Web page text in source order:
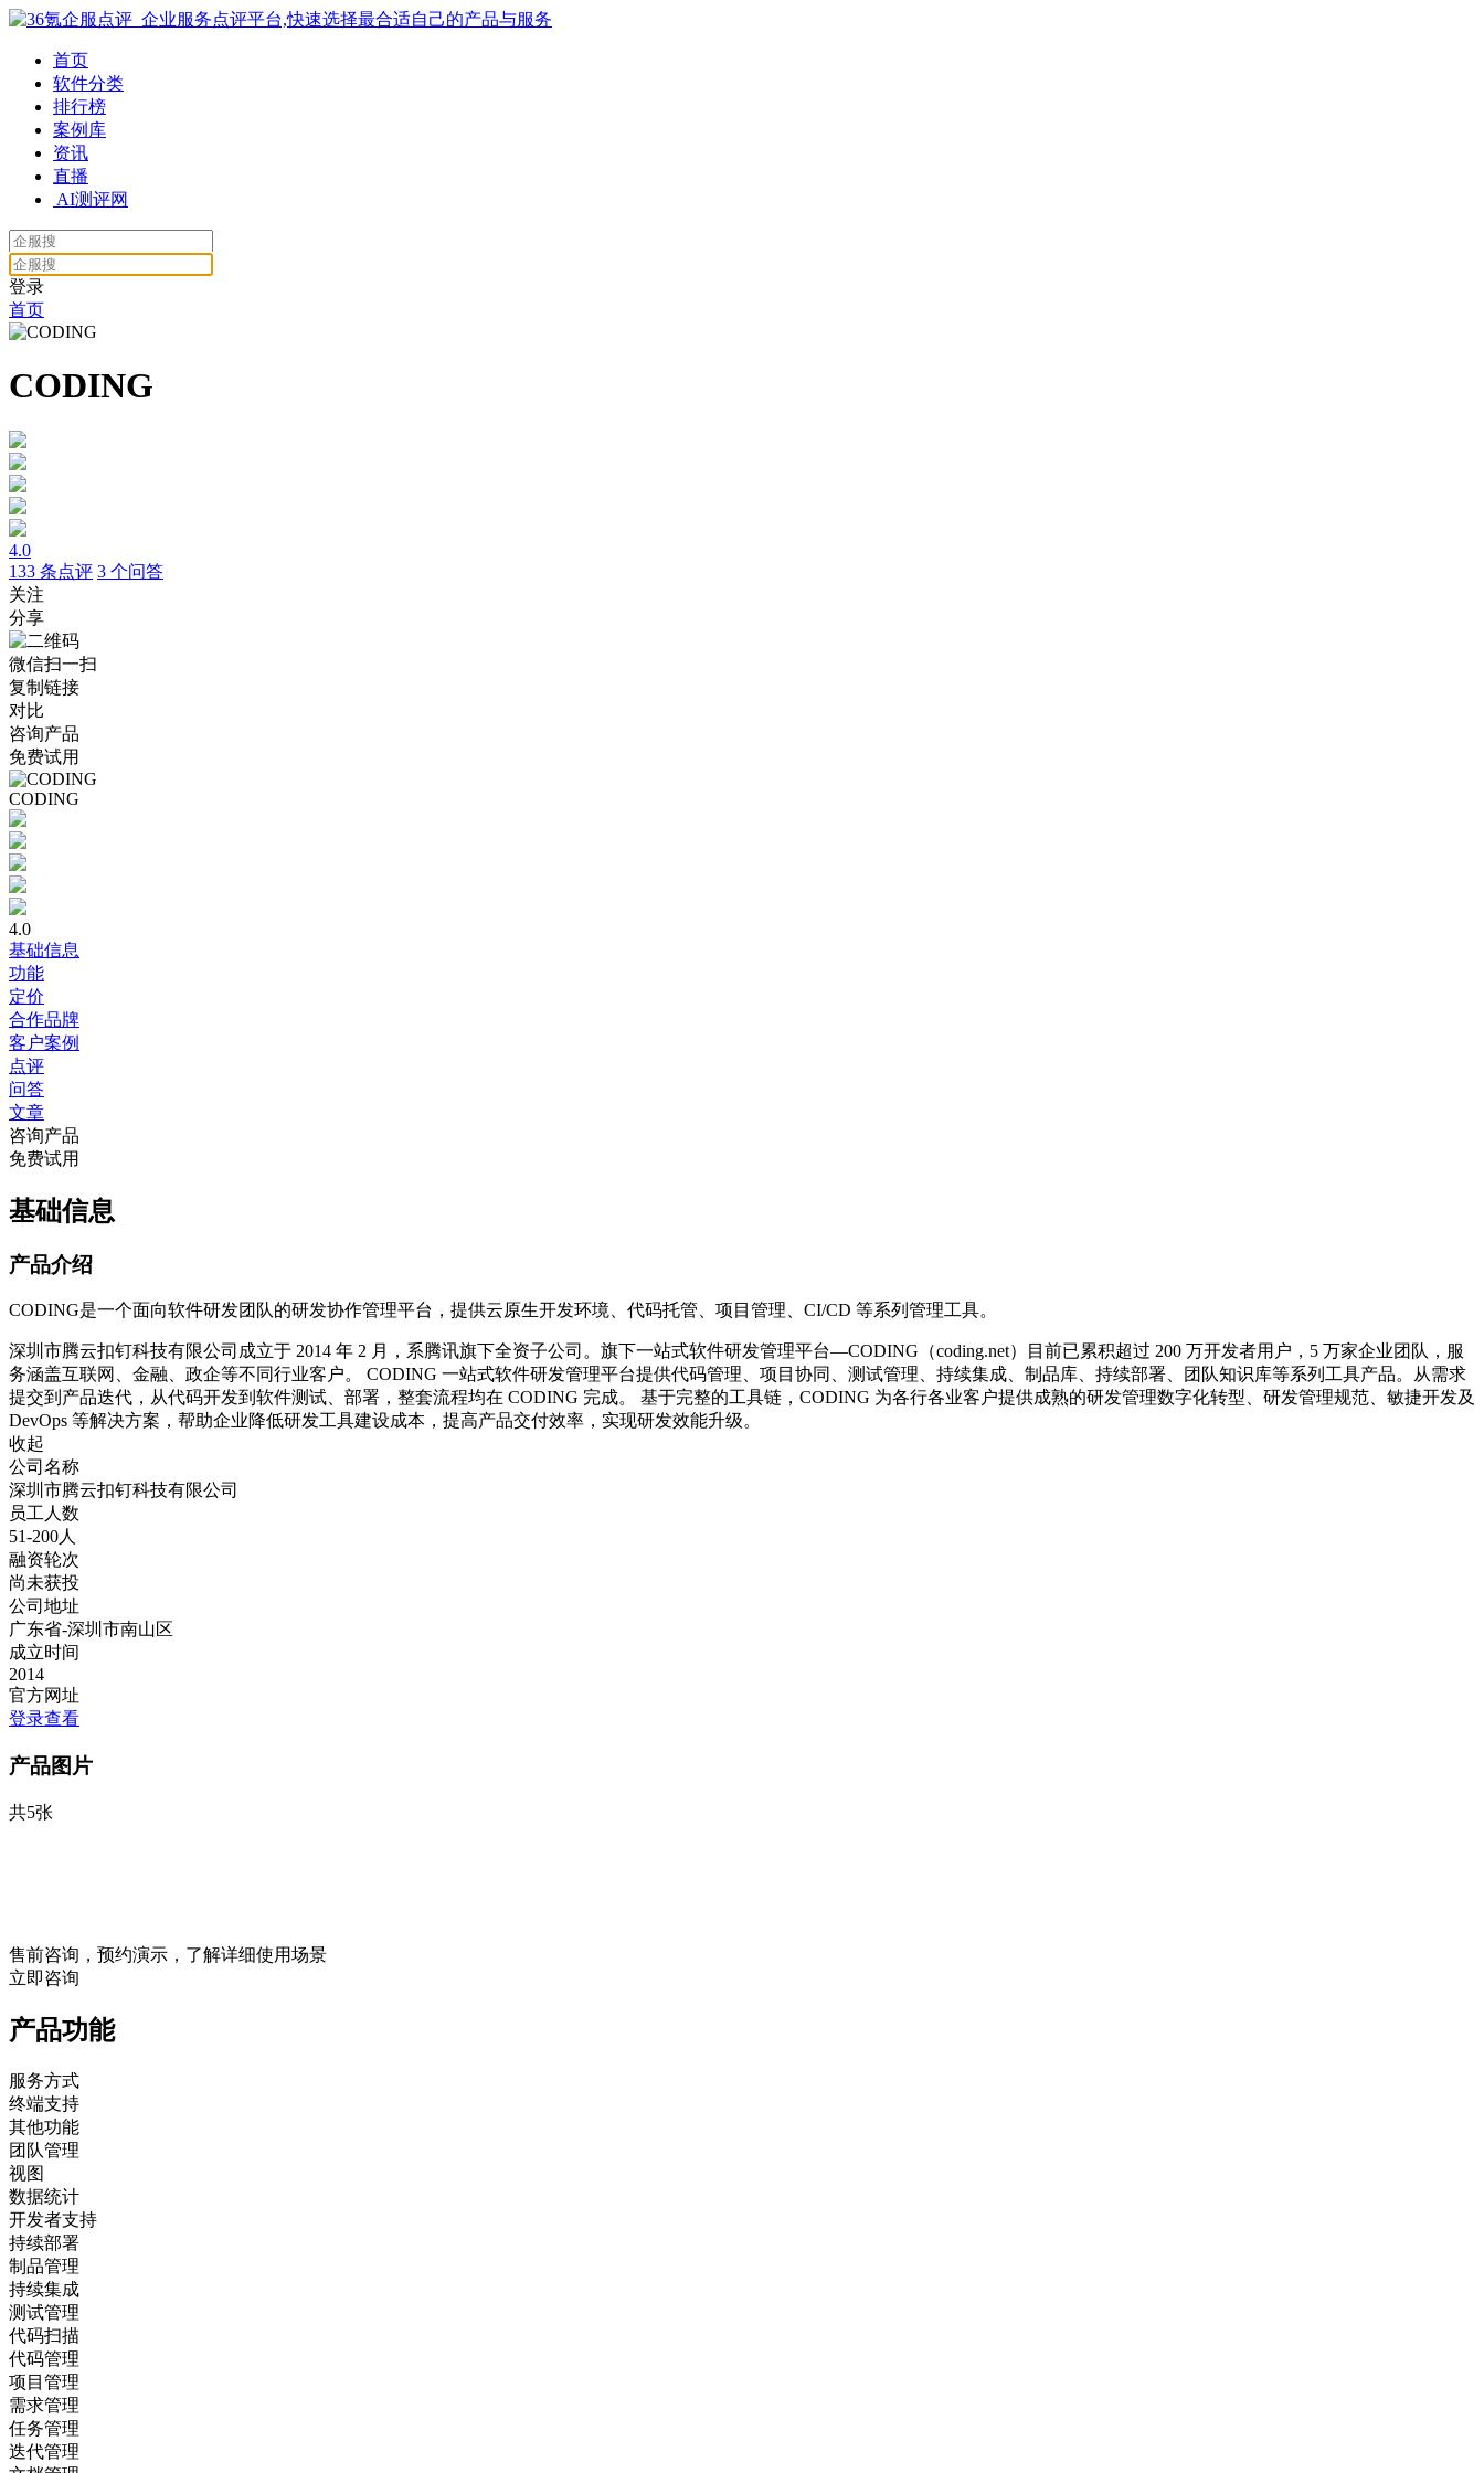
首页
软件分类
排行榜
案例库
资讯
直播
AI测评网
登录
首页
CODING
4.0
133 条点评 3 个问答
关注
分享
微信扫一扫
复制链接
对比
咨询产品
免费试用
CODING
4.0
基础信息
功能
定价
合作品牌
客户案例
点评
问答
文章
咨询产品
免费试用
基础信息
产品介绍
CODING是一个面向软件研发团队的研发协作管理平台，提供云原生开发环境、代码托管、项目管理、CI/CD 等系列管理工具。
深圳市腾云扣钉科技有限公司成立于 2014 年 2 月，系腾讯旗下全资子公司。旗下一站式软件研发管理平台—CODING（coding.net）目前已累积超过 200 万开发者用户，5 万家企业团队，服
务涵盖互联网、金融、政企等不同行业客户。 CODING 一站式软件研发管理平台提供代码管理、项目协同、测试管理、持续集成、制品库、持续部署、团队知识库等系列工具产品。从需求
提交到产品迭代，从代码开发到软件测试、部署，整套流程均在 CODING 完成。 基于完整的工具链，CODING 为各行各业客户提供成熟的研发管理数字化转型、研发管理规范、敏捷开发及
DevOps 等解决方案，帮助企业降低研发工具建设成本，提高产品交付效率，实现研发效能升级。
收起
公司名称
深圳市腾云扣钉科技有限公司
员工人数
51-200人
融资轮次
尚未获投
公司地址
广东省-深圳市南山区
成立时间
2014
官方网址
登录查看
产品图片
共5张
售前咨询，预约演示，了解详细使用场景
立即咨询
产品功能
服务方式
终端支持
其他功能
团队管理
视图
数据统计
开发者支持
持续部署
制品管理
持续集成
测试管理
代码扫描
代码管理
项目管理
需求管理
任务管理
迭代管理